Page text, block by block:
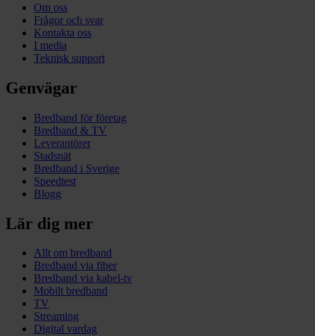
Om oss
Frågor och svar
Kontakta oss
I media
Teknisk support
Genvägar
Bredband för företag
Bredband & TV
Leverantörer
Stadsnät
Bredband i Sverige
Speedtest
Blogg
Lär dig mer
Allt om bredband
Bredband via fiber
Bredband via kabel-tv
Mobilt bredband
TV
Streaming
Digital vardag